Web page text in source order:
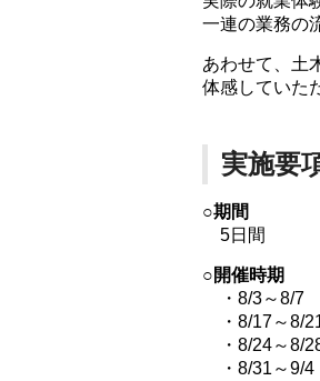
一連の業務の
あわせて、土
体感していた
実施要
○期間
5日間
○開催時期
・8/3～8/7
・8/17～8/
・8/24～8/
・8/31～9/4